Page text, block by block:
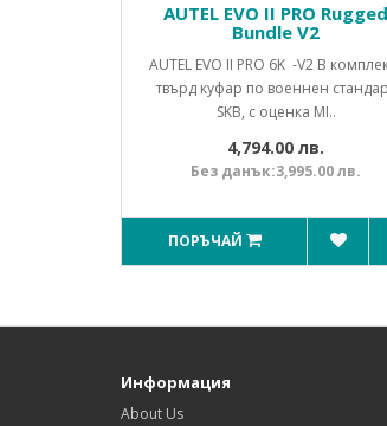
AUTEL EVO II PRO Rugged
Bundle V2
AUTEL EVO II PRO 6K -V2 В
твърд куфар по военнен
SKB, с оценка MI..
4,794.00 лв.
Без данък:3,995.00 лв.
ПОРЪЧАЙ
Информация
About Us